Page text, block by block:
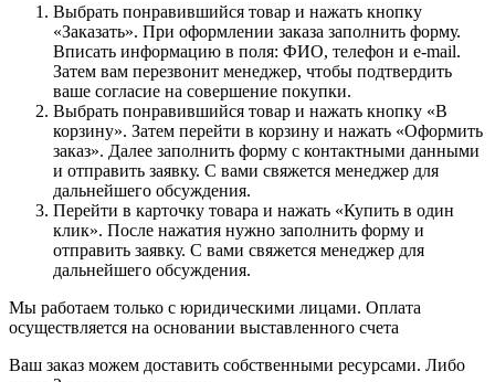
Выбрать понравившийся товар и нажать кнопку
«Заказать». При оформлении заказа заполнить форму.
Вписать информацию в поля: ФИО, телефон и e-mail.
Затем вам перезвонит менеджер, чтобы подтвердить
ваше согласие на совершение покупки.
Выбрать понравившийся товар и нажать кнопку «В
корзину». Затем перейти в корзину и нажать «Оформить
заказ». Далее заполнить форму с контактными данными
и отправить заявку. С вами свяжется менеджер для
дальнейшего обсуждения.
Перейти в карточку товара и нажать «Купить в один
клик». После нажатия нужно заполнить форму и
отправить заявку. С вами свяжется менеджер для
дальнейшего обсуждения.
Мы работаем только с юридическими лицами. Оплата
осуществляется на основании выставленного счета
Ваш заказ можем доставить собственными ресурсами. Либо